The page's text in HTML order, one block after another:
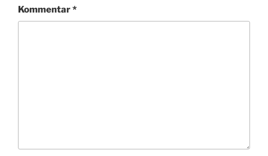
Kommentar*